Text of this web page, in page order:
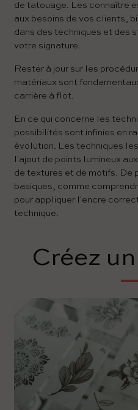
de tatouage. Les connaître
aux besoins de vos clients,
dans des techniques et des
votre signature.
Rester à jour sur les
matériaux sont
carrière à flot.
En ce qui concerne les
possibilités sont infinies en
évolution. Les techniques
l'ajout de points lumineux
de textures et de motifs. De
basiques, comme
pour appliquer l'encre
technique.
Créez